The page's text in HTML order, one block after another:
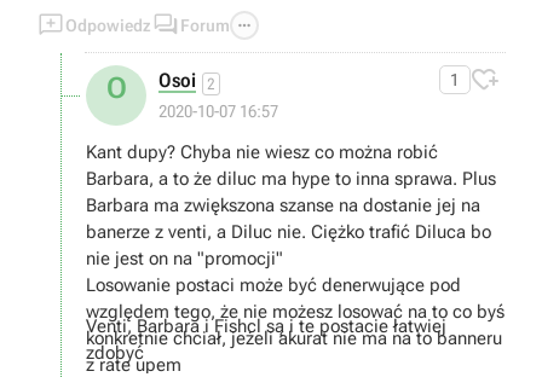
Odpowiedz  Forum 
O Osoi 2
2020-10-07 16:57
1 
Kant dupy? Chyba nie wiesz co można robić
Barbara, a to że diluc ma hype to inna sprawa. Plus
Barbara ma zwiększona szanse na dostanie jej na
banerze z venti, a Diluc nie. Ciężko trafić Diluca bo
nie jest on na "promocji"
Losowanie postaci może być denerwujące pod
względem tego, że nie możesz losować na to co byś
konkretnie chciał, jeżeli akurat nie ma na to banneru
z rate upem
Venti, Barbara i Fishcl są i te postacie łatwiej
zdobyć